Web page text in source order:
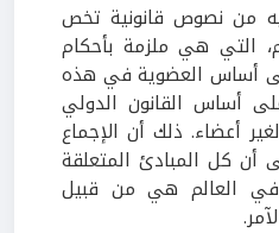
من نصوص قانونية تخص
التي هي ملزمة بأحكام
أساس العضوية في هذه
أساس القانون الدولي
أعضاء. ذلك أن الإجماع
كل المبادئ المتعلقة
العالم هي من قبيل